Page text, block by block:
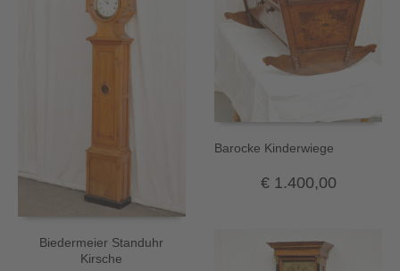
Barocke Kinderwiege
€1.400,00
Biedermeier Standuhr
Kirsche